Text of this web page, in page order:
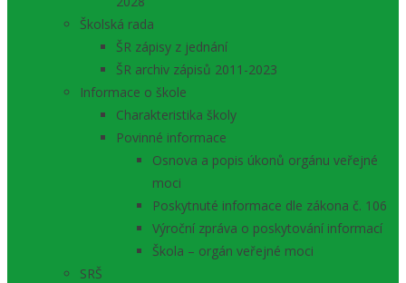
Školská rada
ŠR zápisy z jednání
ŠR archiv zápisů 2011-2023
Informace o škole
Charakteristika školy
Povinné informace
Osnova a popis úkonů orgánu veřejné
moci
Poskytnuté informace dle zákona č. 106
Výroční zpráva o poskytování informací
Škola – orgán veřejné moci
SRŠ